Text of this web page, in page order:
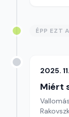
ÉPP EZT
2025.
Miért